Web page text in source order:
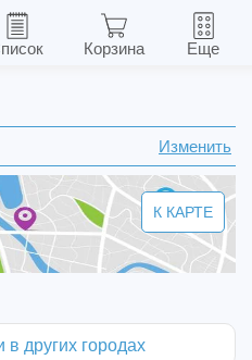
10% конт. 25 г
Изменить
К КАРТЕ
в других городах
Корзина Еще